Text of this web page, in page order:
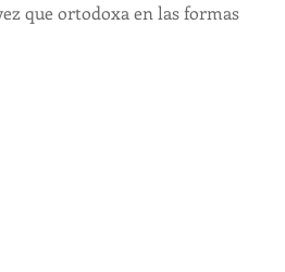
que ortodoxa en las formas